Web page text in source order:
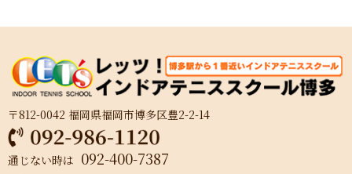
〒812-0042 福岡県福岡市博多区豊2-2-14
通じない時は 092-400-7387